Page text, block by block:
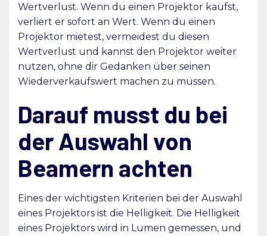
Wertverlust. Wenn du einen Projektor kaufst,
verliert er sofort an Wert. Wenn du einen
Projektor mietest, vermeidest du diesen
Wertverlust und kannst den Projektor weiter
nutzen, ohne dir Gedanken über seinen
Wiederverkaufswert machen zu müssen.
Darauf musst du bei
der Auswahl von
Beamern achten
Eines der wichtigsten Kriterien bei der Auswahl
eines Projektors ist die Helligkeit. Die Helligkeit
eines Projektors wird in Lumen gemessen, und